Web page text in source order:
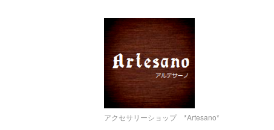
アクセサリーショップ *Artesano*